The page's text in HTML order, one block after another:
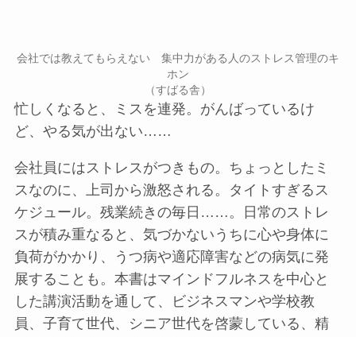
会社では教えてもらえない 集中力がある人のストレス管理のキ
ホン
（すばる舎）
忙しくなると、ミスを連発。がんばっているけ
ど、やる気が出ない……
会社員にはストレスがつきもの。ちょっとしたミ
スなのに、上司から激怒される。タイトすぎるス
ケジュール。残業続きの毎日……。日常のストレ
スが積み重なると、気づかないうちに心や身体に
負荷がかかり、うつ病や適応障害などの病気に発
展することも。本書はマインドフルネスを中心と
した講演活動を通して、ビジネスマンや学校教
員、子育て世代、シニア世代を啓蒙している、精